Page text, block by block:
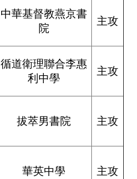
中華基督教燕京書
院
主攻
循道衛理聯合李惠
利中學
主攻
拔萃男書院 主攻
華英中學 主攻